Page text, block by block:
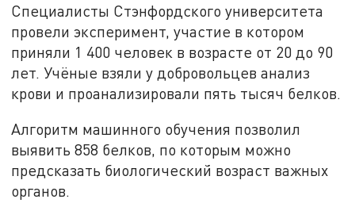
Специалисты Стэнфордского университета
провели эксперимент, участие в котором
приняли 1 400 человек в возрасте от 20 до 90
лет. Учёные взяли у добровольцев анализ
крови и проанализировали пять тысяч белков.
Алгоритм машинного обучения позволил
выявить 858 белков, по которым можно
предсказать биологический возраст важных
органов.